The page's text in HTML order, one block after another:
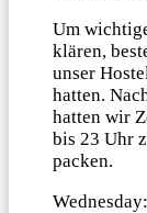
Um
klären,
unser
hatten.
hatten wir
bis 23 Uhr
packen.
Wednesday: